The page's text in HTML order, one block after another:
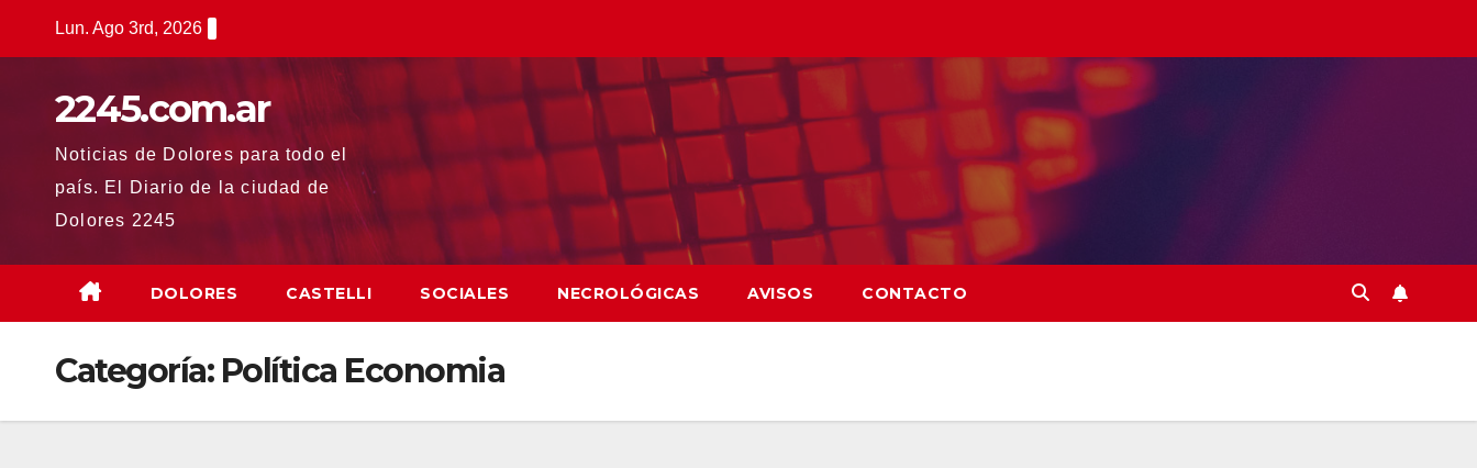
Lun. Ago 3rd, 2026
2245.com.ar
Noticias de Dolores para todo el
país. El Diario de la ciudad de
Dolores 2245
DOLORES CASTELLI SOCIALES NECROLÓGICAS AVISOS CONTACTO
Categoría: Política Economia